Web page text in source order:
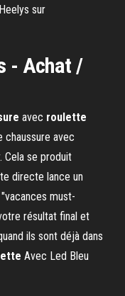
sur
- Achat /
avec roulette
chaussure avec
Cela se produit
directe lance un
must-
résultat final et
ils sont déjà dans
Avec Led Bleu